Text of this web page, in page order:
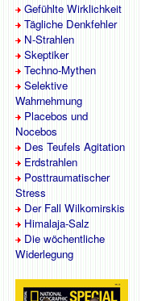
Gefühlte Wirklichkeit
Tägliche Denkfehler
N-Strahlen
Skeptiker
Techno-Mythen
Selektive
Wahrnehmung
Placebos und
Nocebos
Des Teufels Agitation
Erdstrahlen
Posttraumatischer
Stress
Der Fall Wilkomirskis
Himalaja-Salz
Die wöchentliche
Widerlegung